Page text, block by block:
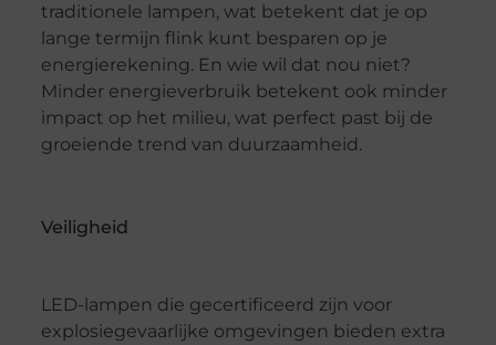
traditionele lampen, wat betekent dat je op
lange termijn flink kunt besparen op je
energierekening. En wie wil dat nou niet?
Minder energieverbruik betekent ook minder
impact op het milieu, wat perfect past bij de
groeiende trend van duurzaamheid.
Veiligheid
LED-lampen die gecertificeerd zijn voor
explosiegevaarlijke omgevingen bieden extra